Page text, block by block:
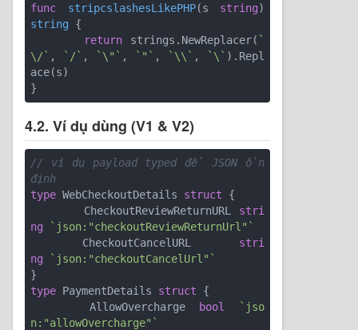
func
stripcslashesLikePHP(s string)
string {
return strings.NewReplacer( `
\/` , `/` , `\"` , `"` , `\\` , `\` ).Repl
ace(s)
4.2. Ví dụ dùng (V1 & V2)
// ví dụ payload typed để JSON ổn
định
type WebCheckoutDetails struct {
	CheckoutReviewReturnURL
stri
ng
`json:"checkoutReviewReturnUrl"`
	CheckoutCancelURL
stri
ng
`json:"checkoutCancelUrl"`
type PaymentDetails struct {
	AllowOvercharge
bool
`jso
n:"allowOvercharge"`